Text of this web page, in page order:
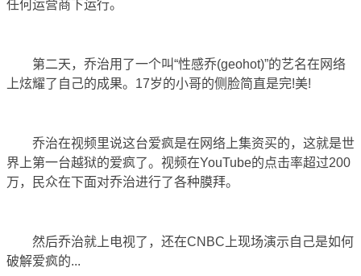
任何运营商下运行。
第二天，乔治用了一个叫“性感乔(geohot)”的艺名在网络
上炫耀了自己的成果。17岁的小哥的侧脸简直是完!美!
乔治在视频里说这台爱疯是在网络上集资买的，这就是世
界上第一台越狱的爱疯了。视频在YouTube的点击率超过200
万，民众在下面对乔治进行了各种膜拜。
然后乔治就上电视了，还在CNBC上现场演示自己是如何
破解爱疯的...